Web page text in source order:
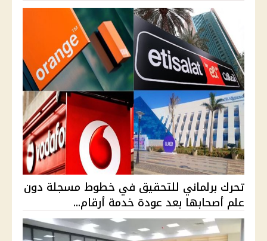
تحرك برلماني للتحقيق في خطوط مسجلة دون
علم أصحابها بعد عودة خدمة أرقام...